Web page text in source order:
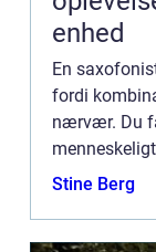
enhed
En
fordi
nærvær. Du
rundt blandt
Stine Berg